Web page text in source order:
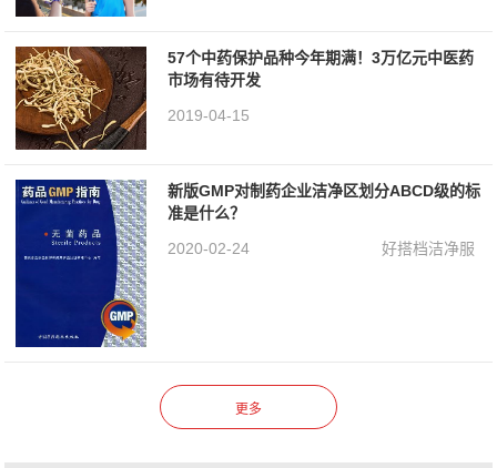
57个中药保护品种今年期满！3万亿元中医药
市场有待开发
2019-04-15
新版GMP对制药企业洁净区划分ABCD级的标
准是什么？
2020-02-24
好搭档洁净服